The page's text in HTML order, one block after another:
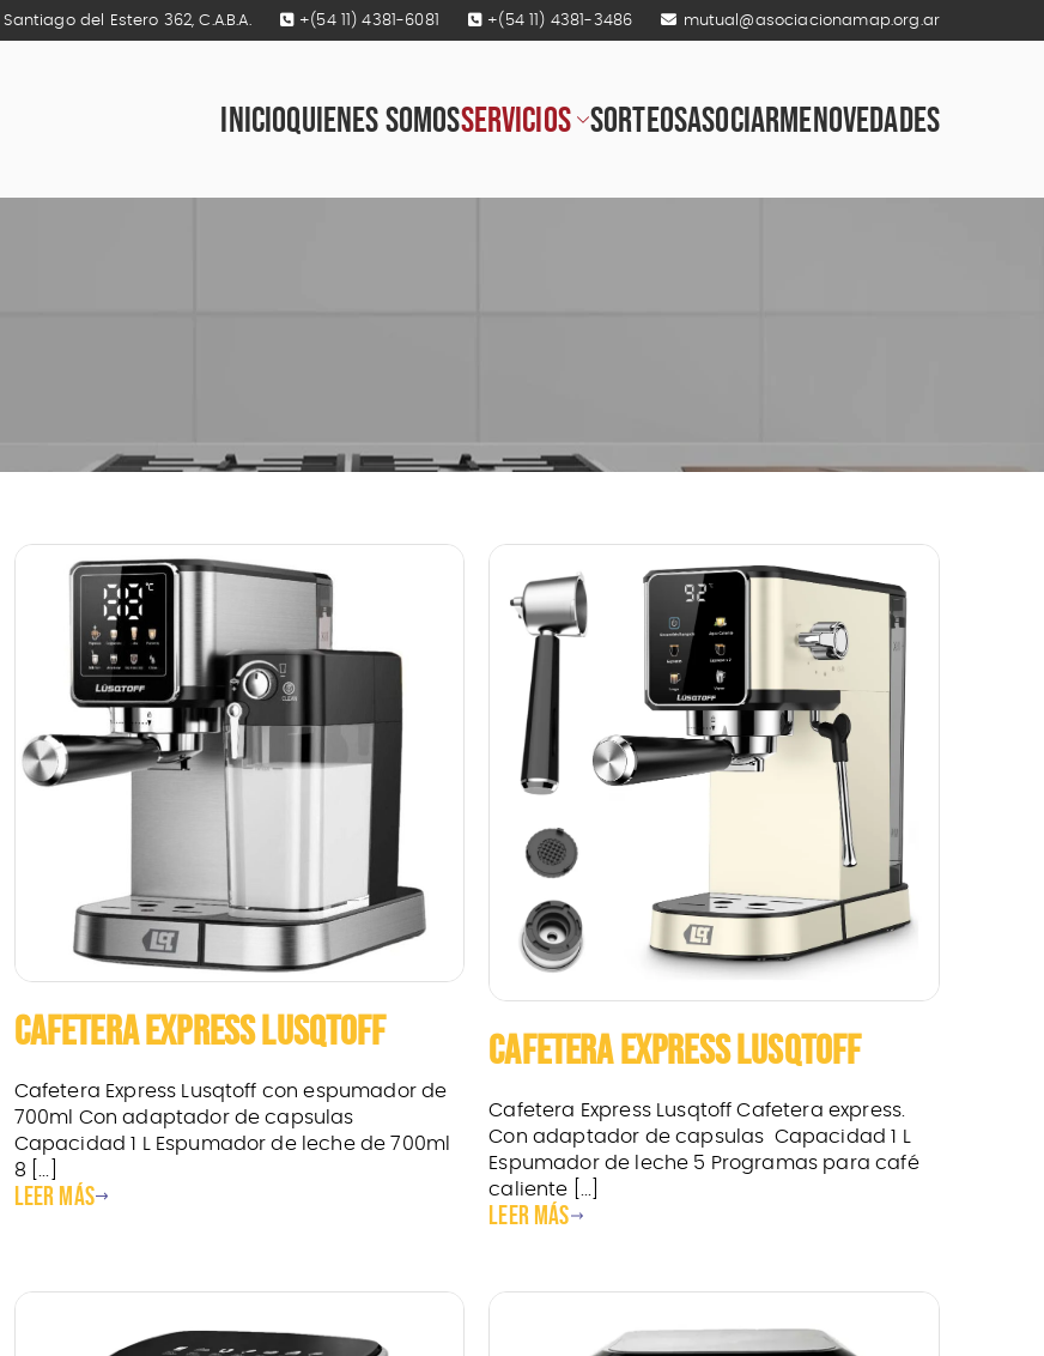
Santiago del Estero 362, C.A.B.A. +(54 11) 4381-6081 +(54 11) 4381-3486 mutual@asociacionamap.org.ar
INICIOQUIENES SOMOSSERVICIOS SORTEOSASOCIARMENOVEDADES
CAFETERA EXPRESS LUSQTOFF
Cafetera Express Lusqtoff con espumador de
700ml Con adaptador de capsulas
Capacidad 1 L Espumador de leche de 700ml
8 [...]
Leer más
CAFETERA EXPRESS LUSQTOFF
Cafetera Express Lusqtoff Cafetera express.
Con adaptador de capsulas Capacidad 1 L
Espumador de leche 5 Programas para café
caliente [...]
Leer más